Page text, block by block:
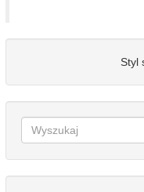
Styl